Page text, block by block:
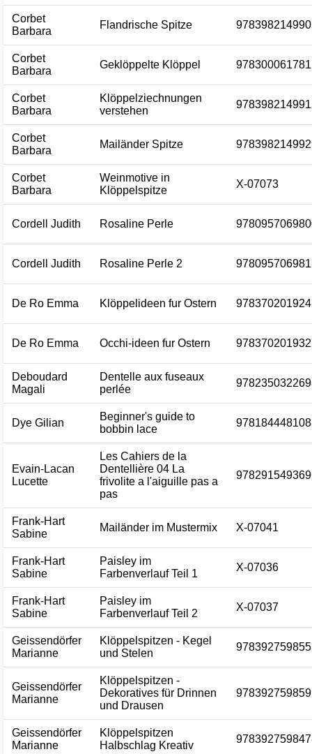
Corbet
Barbara
Flandrische Spitze
Corbet
Barbara
Geklöppelte Klöppel
Corbet
Barbara
Klöppelziechnungen
verstehen
Corbet
Barbara
Mailänder Spitze
Corbet
Barbara
Weinmotive in
Klöppelspitze
X-07073
Cordell Judith Rosaline Perle
Cordell Judith Rosaline Perle 2
De Ro Emma Klöppelideen fur Ostern
De Ro Emma Occhi-ideen fur Ostern
Deboudard
Magali
Dentelle aux fuseaux
perlée
Dye Gilian
Beginner's guide to
bobbin lace
Evain-Lacan
Lucette
Les Cahiers de la
Dentellière 04 La
frivolite a l'aiguille pas a
pas
Frank-Hart
Sabine
Mailänder im Mustermix X-07041
Frank-Hart
Sabine
Paisley im
Farbenverlauf Teil 1
X-07036
Frank-Hart
Sabine
Paisley im
Farbenverlauf Teil 2
X-07037
Geissendörfer
Marianne
Klöppelspitzen - Kegel
und Stelen
Geissendörfer
Marianne
Klöppelspitzen -
Dekoratives für Drinnen
und Drausen
Geissendörfer
Marianne
Klöppelspitzen
Halbschlag Kreativ